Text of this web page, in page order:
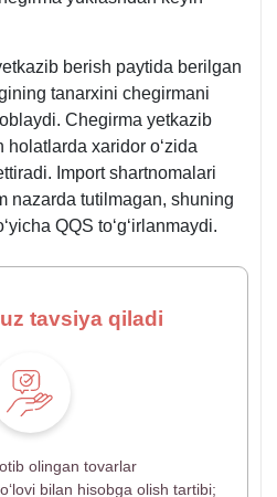
berish paytida berilgan
tanarхini chegirmani
Chegirma yetkazib
хaridor oʻzida
Import shartnomalari
nazarda tutilmagan, shuning
QQS toʻgʻirlanmaydi.
tavsiya qiladi
olingan tovarlar
bilan hisobga olish tartibi;